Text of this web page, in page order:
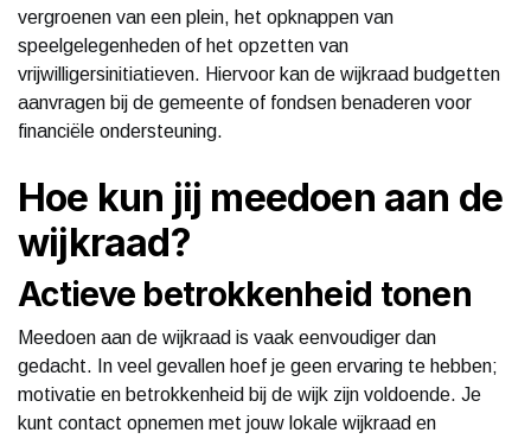
vergroenen van een plein, het opknappen van
speelgelegenheden of het opzetten van
vrijwilligersinitiatieven. Hiervoor kan de wijkraad budgetten
aanvragen bij de gemeente of fondsen benaderen voor
financiële ondersteuning.
Hoe kun jij meedoen aan de
wijkraad?
Actieve betrokkenheid tonen
Meedoen aan de wijkraad is vaak eenvoudiger dan
gedacht. In veel gevallen hoef je geen ervaring te hebben;
motivatie en betrokkenheid bij de wijk zijn voldoende. Je
kunt contact opnemen met jouw lokale wijkraad en